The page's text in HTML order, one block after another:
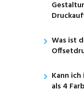
Was ist
Kann
als 4